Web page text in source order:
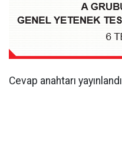
Cevap anahtarı yayınlandı